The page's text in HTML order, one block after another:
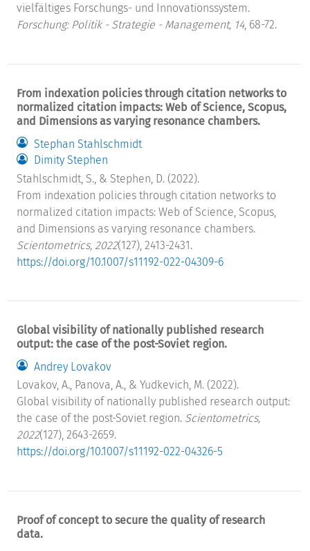
vielfältiges Forschungs- und Innovationssystem.
Forschung: Politik - Strategie - Management, 14, 68-72.
From indexation policies through citation networks to
normalized citation impacts: Web of Science, Scopus,
and Dimensions as varying resonance chambers.
Stephan Stahlschmidt
Dimity Stephen
Stahlschmidt, S., & Stephen, D. (2022).
From indexation policies through citation networks to
normalized citation impacts: Web of Science, Scopus,
and Dimensions as varying resonance chambers.
Scientometrics, 2022(127), 2413-2431.
https://doi.org/10.1007/s11192-022-04309-6
Global visibility of nationally published research
output: the case of the post-Soviet region.
Andrey Lovakov
Lovakov, A., Panova, A., & Yudkevich, M. (2022).
Global visibility of nationally published research output:
the case of the post-Soviet region. Scientometrics,
2022(127), 2643-2659.
https://doi.org/10.1007/s11192-022-04326-5
Proof of concept to secure the quality of research
data.